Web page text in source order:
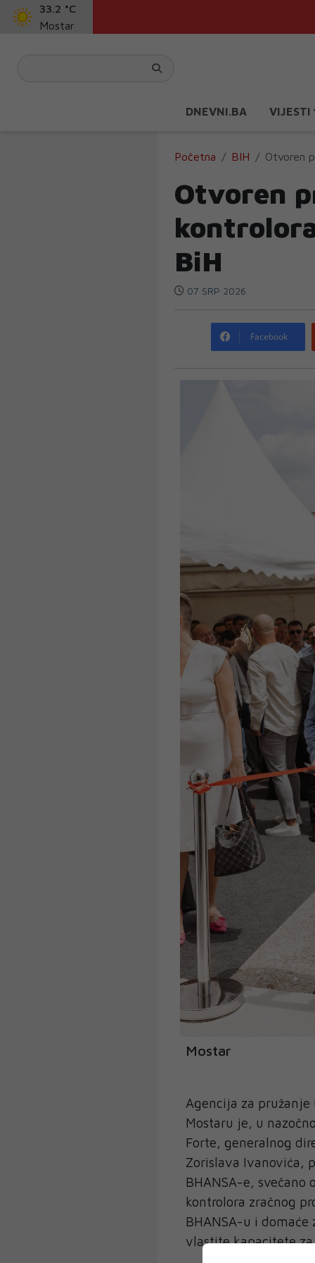
33.2 °C
Mostar
DNEVNI.BA VIJESTI
Početna BIH Otvoren
Otvoren
BiH
07 SRP 2026
Facebook
Mostar
Agencija za pružanje
Mostaru je, u
Forte, generalnog
Zorislava Ivanovića,
BHANSA-e,
kontrolora zračnog
BHANSA-u i
vlastite kapacitete